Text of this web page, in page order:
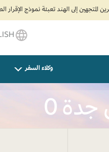
وكلاء السفر